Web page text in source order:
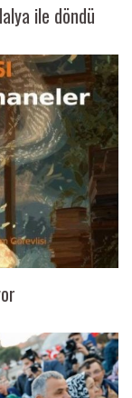
ile döndü